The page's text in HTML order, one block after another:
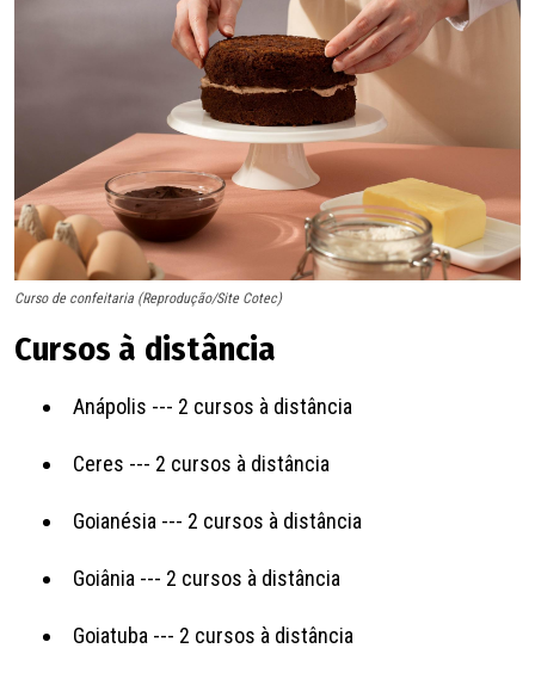
Curso de confeitaria (Reprodução/Site Cotec)
Cursos à distância
Anápolis --- 2 cursos à distância
Ceres --- 2 cursos à distância
Goianésia --- 2 cursos à distância
Goiânia --- 2 cursos à distância
Goiatuba --- 2 cursos à distância